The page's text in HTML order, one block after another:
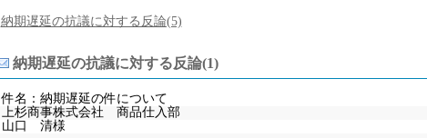
納期遅延の抗議に対する反論(5)
納期遅延の抗議に対する反論(1)
件名：納期遅延の件について
上杉商事株式会社 商品仕入部
山口 清様